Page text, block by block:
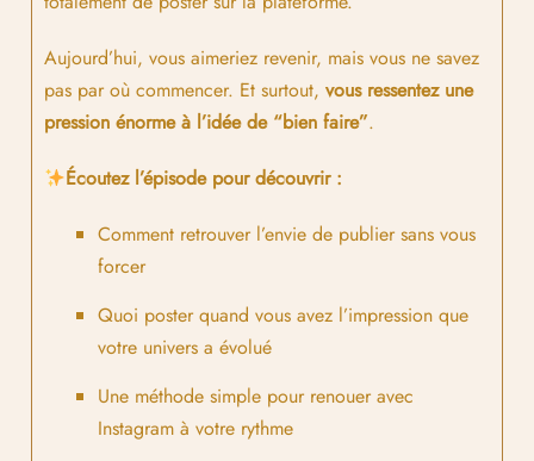
Aujourd’hui, vous aimeriez revenir, mais vous ne savez
pas par où commencer. Et surtout, vous ressentez une
pression énorme à l’idée de “bien faire”.
Écoutez l’épisode pour découvrir :
Comment retrouver l’envie de publier sans vous
forcer
Quoi poster quand vous avez l’impression que
votre univers a évolué
Une méthode simple pour renouer avec
Instagram à votre rythme